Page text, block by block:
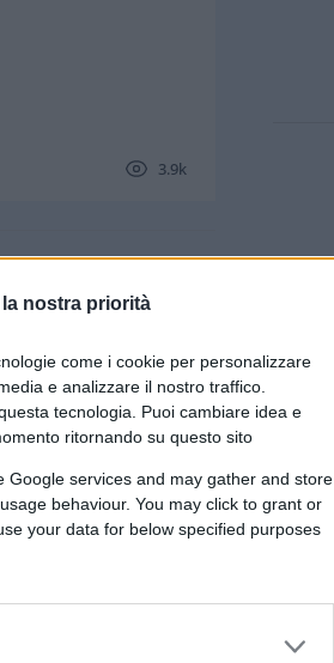
la nostra priorità
come i cookie per personalizzare
e analizzare il nostro traffico.
tecnologia. Puoi cambiare idea e
ritornando su questo sito
services and may gather and store
behaviour. You may click to grant or
your data for below specified purposes
3.9k
9.9k
dei
la testa